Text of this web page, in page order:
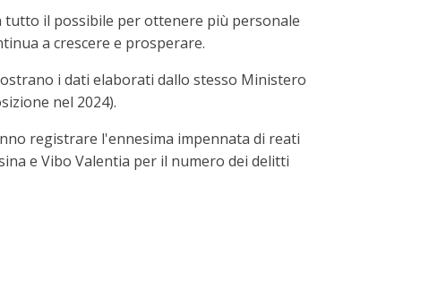
tutto il possibile per ottenere più personale
a crescere e prosperare.
i dati elaborati dallo stesso Ministero
nel 2024).
registrare l'ennesima impennata di reati
e Vibo Valentia per il numero dei delitti